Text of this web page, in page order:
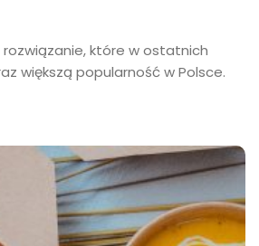
które w ostatnich
większą popularność w Polsce.